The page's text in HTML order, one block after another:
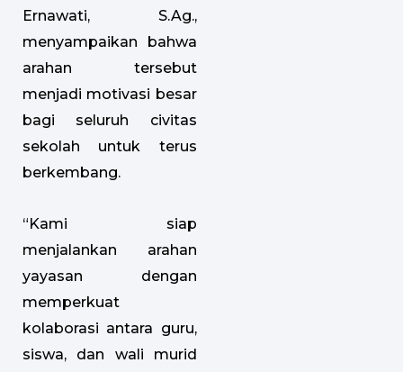
Ernawati, S.Ag.,
menyampaikan bahwa
arahan tersebut
menjadi motivasi besar
bagi seluruh civitas
sekolah untuk terus
berkembang.
“Kami siap
menjalankan arahan
yayasan dengan
memperkuat
kolaborasi antara guru,
siswa, dan wali murid